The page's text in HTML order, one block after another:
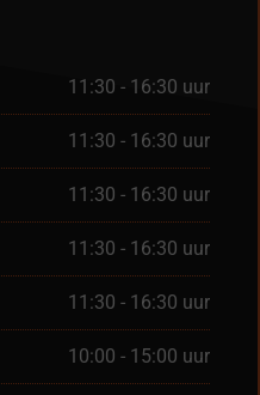
11:30 - 16:30 uur
11:30 - 16:30 uur
11:30 - 16:30 uur
11:30 - 16:30 uur
11:30 - 16:30 uur
10:00 - 15:00 uur